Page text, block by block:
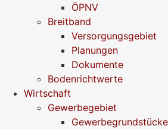
ÖPNV
Breitband
Versorgungsgebiet
Planungen
Dokumente
Bodenrichtwerte
Wirtschaft
Gewerbegebiet